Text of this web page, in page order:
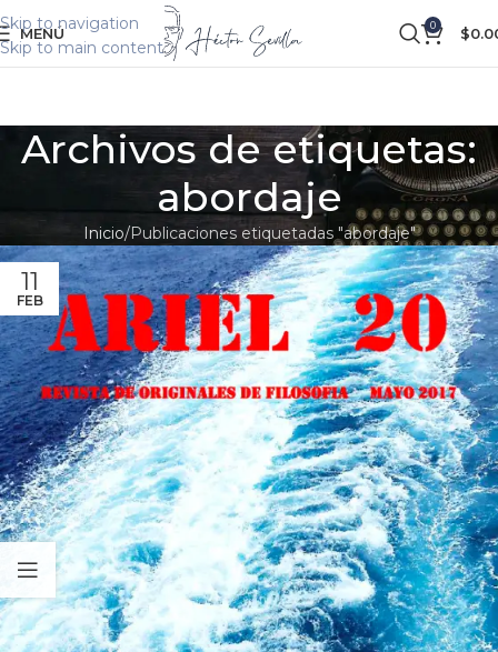
Skip to navigation
Skip to main content
MENÚ 0 $
Archivos de etiquetas:
abordaje
Inicio Publicaciones etiquetadas "abordaje"
11
FEB